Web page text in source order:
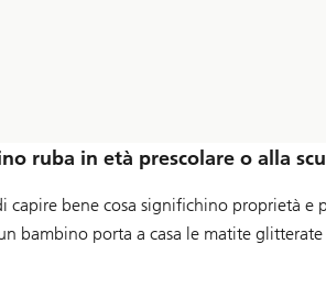
ruba in età prescolare o alla
bene cosa significhino proprietà e
bambino porta a casa le matite